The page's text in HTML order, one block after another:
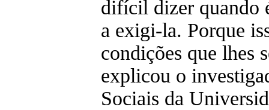
difícil dizer quando
a exigi-la. Porque
condições que lhes
explicou o
Sociais da